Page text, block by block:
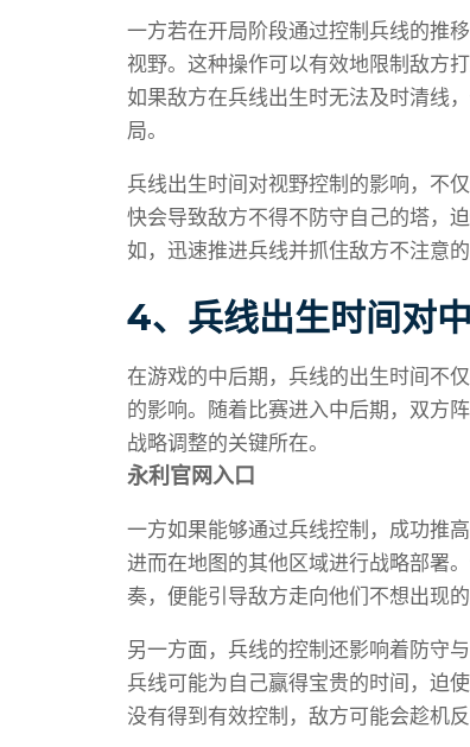
一方若在开局阶段通过控制兵线的推
视野。这种操作可以有效地限制敌方
如果敌方在兵线出生时无法及时清线
局。
兵线出生时间对视野控制的影响，不
快会导致敌方不得不防守自己的塔，
如，迅速推进兵线并抓住敌方不注意
4、兵线出生时间对
在游戏的中后期，兵线的出生时间不
的影响。随着比赛进入中后期，双方
战略调整的关键所在。
永利官网入口
一方如果能够通过兵线控制，成功推
进而在地图的其他区域进行战略部署
奏，便能引导敌方走向他们不想出现
另一方面，兵线的控制还影响着防守
兵线可能为自己赢得宝贵的时间，迫
没有得到有效控制，敌方可能会趁机